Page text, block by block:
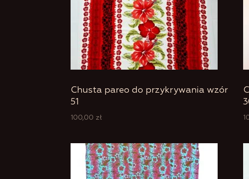
Chusta pareo do przykrywania wzór
51
100,00 zł